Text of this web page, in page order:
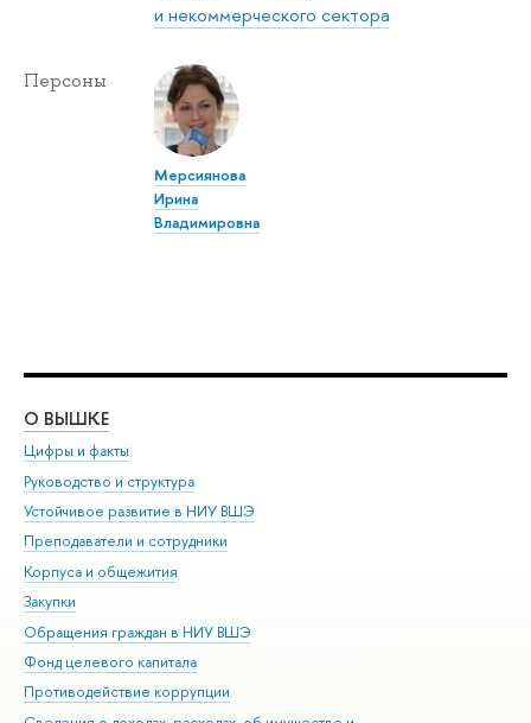
и некоммерческого сектора
Персоны
Мерсиянова
Ирина
Владимировна
О ВЫШКЕ
Цифры и факты
Руководство и структура
Устойчивое развитие в НИУ ВШЭ
Преподаватели и сотрудники
Корпуса и общежития
Закупки
Обращения граждан в НИУ ВШЭ
Фонд целевого капитала
Противодействие коррупции